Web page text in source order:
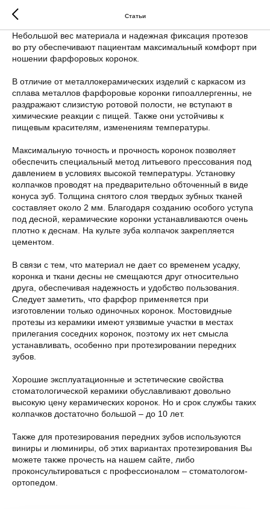
Статьи
зубов.
Небольшой вес материала и надежная фиксация протезов
во рту обеспечивают пациентам максимальный комфорт при
ношении фарфоровых коронок.
В отличие от металлокерамических изделий с каркасом из
сплава металлов фарфоровые коронки гипоаллергенны, не
раздражают слизистую ротовой полости, не вступают в
химические реакции с пищей. Также они устойчивы к
пищевым красителям, изменениям температуры.
Максимальную точность и прочность коронок позволяет
обеспечить специальный метод литьевого прессования под
давлением в условиях высокой температуры. Установку
колпачков проводят на предварительно обточенный в виде
конуса зуб. Толщина снятого слоя твердых зубных тканей
составляет около 2 мм. Благодаря созданию особого уступа
под десной, керамические коронки устанавливаются очень
плотно к деснам. На культе зуба колпачок закрепляется
цементом.
В связи с тем, что материал не дает со временем усадку,
коронка и ткани десны не смещаются друг относительно
друга, обеспечивая надежность и удобство пользования.
Следует заметить, что фарфор применяется при
изготовлении только одиночных коронок. Мостовидные
протезы из керамики имеют уязвимые участки в местах
прилегания соседних коронок, поэтому их нет смысла
устанавливать, особенно при протезировании передних
зубов.
Хорошие эксплуатационные и эстетические свойства
стоматологической керамики обуславливают довольно
высокую цену керамических коронок. Но и срок службы таких
колпачков достаточно большой – до 10 лет.
Также для протезирования передних зубов используются
виниры и люминиры, об этих вариантах протезирования Вы
можете также прочесть на нашем сайте, либо
проконсультироваться с профессионалом – стоматологом-
ортопедом.